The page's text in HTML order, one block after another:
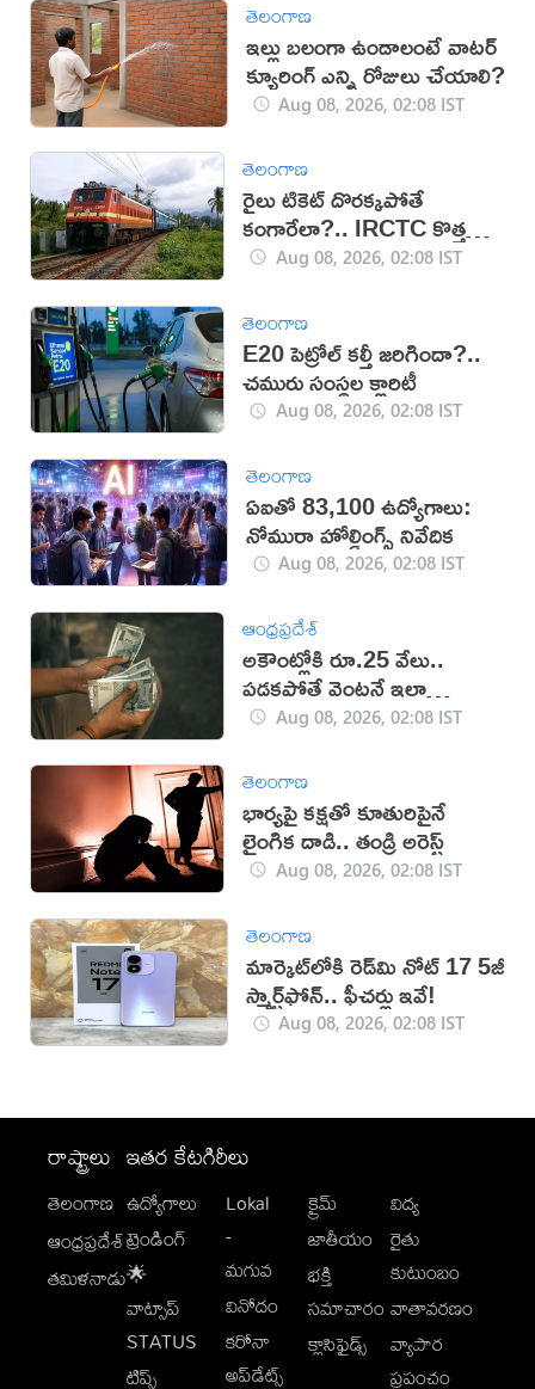
తెలంగాణ
ఇల్లు బలంగా ఉండాలంటే వాటర్
క్యూరింగ్ ఎన్ని రోజులు చేయాలి?
Aug 08, 2026, 02:08 IST
తెలంగాణ
రైలు టికెట్ దొరక్కపోతే
కంగారేలా?.. IRCTC కొత్త
సదుపాయంతో టెన్షన్‌కు చెక్
Aug 08, 2026, 02:08 IST
తెలంగాణ
E20 పెట్రోల్ కల్తీ జరిగిందా?..
చమురు సంస్థల క్లారిటీ
Aug 08, 2026, 02:08 IST
తెలంగాణ
ఏఐతో 83,100 ఉద్యోగాలు:
నోమురా హోల్డింగ్స్ నివేదిక
Aug 08, 2026, 02:08 IST
ఆంధ్రప్రదేశ్
అకౌంట్లోకి రూ.25 వేలు..
పడకపోతే వెంటనే ఇలా
చేయండి!
Aug 08, 2026, 02:08 IST
తెలంగాణ
భార్యపై కక్షతో కూతురిపైనే
లైంగిక దాడి.. తండ్రి అరెస్ట్
Aug 08, 2026, 02:08 IST
తెలంగాణ
మార్కెట్‌లోకి రెడ్‌మి నోట్ 17 5జీ
స్మార్ట్‌ఫోన్‌.. ఫీచర్లు ఇవే!
Aug 08, 2026, 02:08 IST
రాష్ట్రాలు
తెలంగాణ
ఆంధ్రప్రదేశ్
తమిళనాడు
ఇతర కేటగిరీలు
ఉద్యోగాలు
ట్రెండింగ్
🌟
వాట్సాప్
STATUS
టిప్స్
Lokal
-
మగువ
వినోదం
కరోనా
అప్‌డేట్స్
క్రైమ్
జాతీయం
భక్తి
సమాచారం
క్లాసిఫైడ్స్
విద్య
రైతు
కుటుంబం
వాతావరణం
వ్యాపార
ప్రపంచం